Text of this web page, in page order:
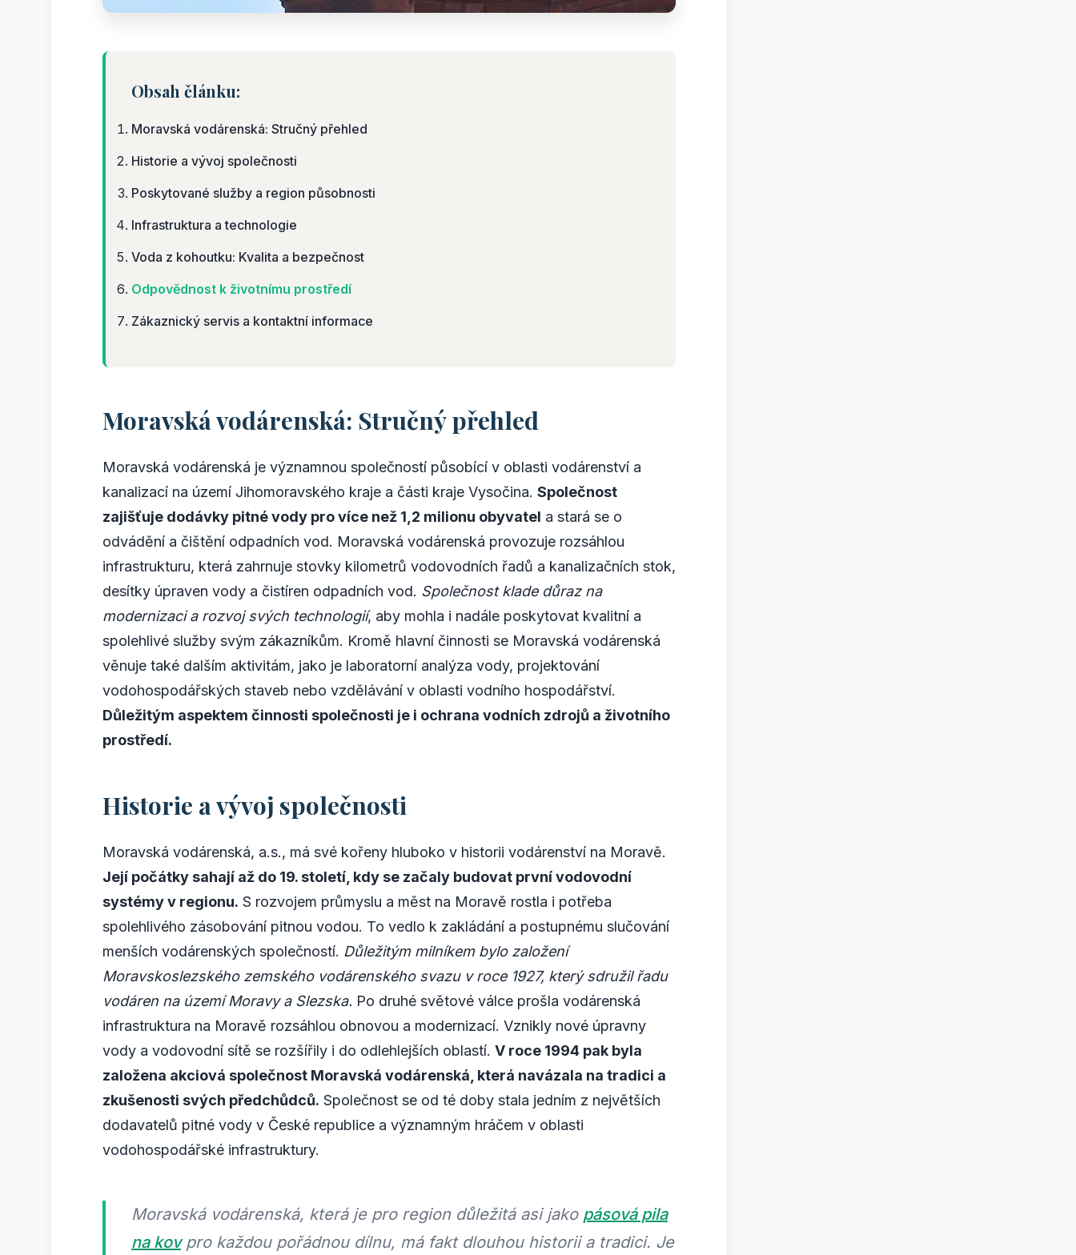
Obsah článku:
Moravská vodárenská: Stručný přehled
Historie a vývoj společnosti
Poskytované služby a region působnosti
Infrastruktura a technologie
Voda z kohoutku: Kvalita a bezpečnost
Odpovědnost k životnímu prostředí
Zákaznický servis a kontaktní informace
Moravská vodárenská: Stručný přehled
Moravská vodárenská je významnou společností působící v oblasti vodárenství a
kanalizací na území Jihomoravského kraje a části kraje Vysočina. Společnost
zajišťuje dodávky pitné vody pro více než 1,2 milionu obyvatel a stará se o
odvádění a čištění odpadních vod. Moravská vodárenská provozuje rozsáhlou
infrastrukturu, která zahrnuje stovky kilometrů vodovodních řadů a kanalizačních stok,
desítky úpraven vody a čistíren odpadních vod. Společnost klade důraz na
modernizaci a rozvoj svých technologií, aby mohla i nadále poskytovat kvalitní a
spolehlivé služby svým zákazníkům. Kromě hlavní činnosti se Moravská vodárenská
věnuje také dalším aktivitám, jako je laboratorní analýza vody, projektování
vodohospodářských staveb nebo vzdělávání v oblasti vodního hospodářství.
Důležitým aspektem činnosti společnosti je i ochrana vodních zdrojů a životního
prostředí.
Historie a vývoj společnosti
Moravská vodárenská, a.s., má své kořeny hluboko v historii vodárenství na Moravě.
Její počátky sahají až do 19. století, kdy se začaly budovat první vodovodní
systémy v regionu. S rozvojem průmyslu a měst na Moravě rostla i potřeba
spolehlivého zásobování pitnou vodou. To vedlo k zakládání a postupnému slučování
menších vodárenských společností. Důležitým milníkem bylo založení
Moravskoslezského zemského vodárenského svazu v roce 1927, který sdružil řadu
vodáren na území Moravy a Slezska. Po druhé světové válce prošla vodárenská
infrastruktura na Moravě rozsáhlou obnovou a modernizací. Vznikly nové úpravny
vody a vodovodní sítě se rozšířily i do odlehlejších oblastí. V roce 1994 pak byla
založena akciová společnost Moravská vodárenská, která navázala na tradici a
zkušenosti svých předchůdců. Společnost se od té doby stala jedním z největších
dodavatelů pitné vody v České republice a významným hráčem v oblasti
vodohospodářské infrastruktury.
Moravská vodárenská, která je pro region důležitá asi jako pásová pila
na kovpro každou pořádnou dílnu, má fakt dlouhou historii a tradici. Je